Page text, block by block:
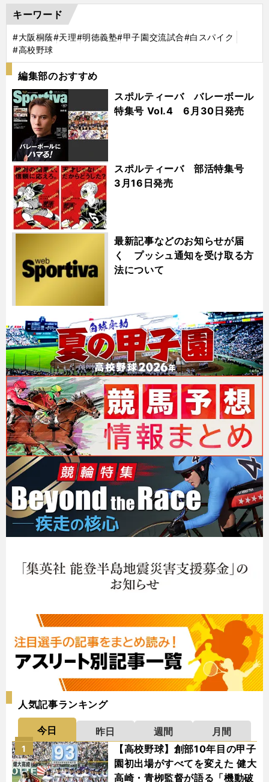
キーワード
#大阪桐蔭#天理#明徳義塾#甲子園交流試合#白スパイク
#高校野球
編集部のおすすめ
スポルティーバ バレーボール
特集号 Vol.4 6月30日発売
スポルティーバ 部活特集号
3月16日発売
最新記事などのお知らせが届
く プッシュ通知を受け取る方
法について
人気記事ランキング
今日 昨日 週間
月間
【高校野球】創部10年目の甲子
園初出場がすべてを変えた 健大
高崎・青栁監督が語る「機動破
1